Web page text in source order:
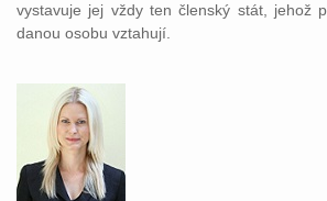
vystavuje jej vždy ten členský stát, jehož
danou osobu vztahují.